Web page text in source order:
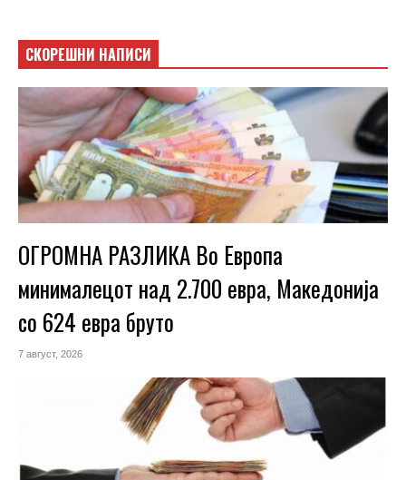
СКОРЕШНИ НАПИСИ
ОГРОМНА РАЗЛИКА Во Европа
минималецот над 2.700 евра, Македонија
со 624 евра бруто
7 август, 2026